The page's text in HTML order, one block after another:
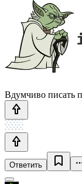
Вдумчиво писать
Ответить